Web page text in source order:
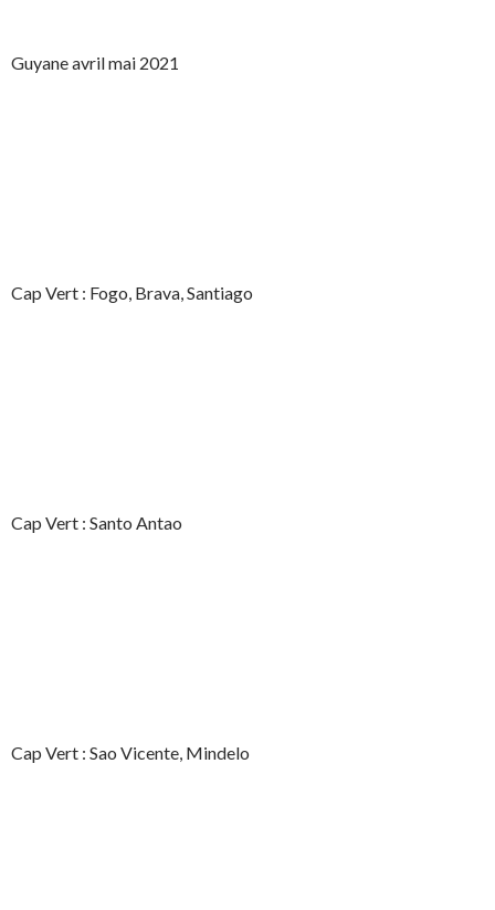
Guyane avril mai 2021
Cap Vert : Fogo, Brava, Santiago
Cap Vert : Santo Antao
Cap Vert : Sao Vicente, Mindelo